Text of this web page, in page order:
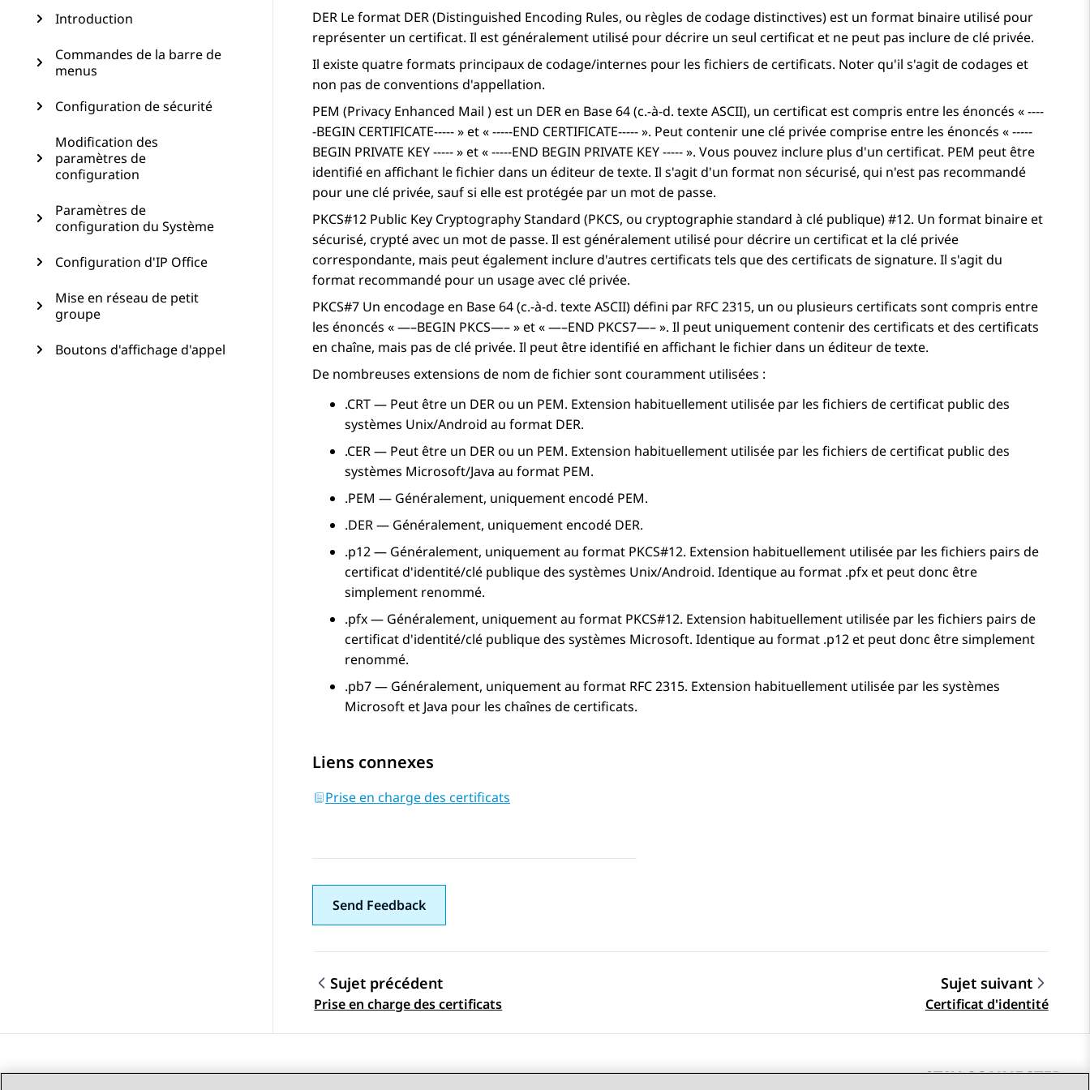
Introduction
Commandes de la barre de
menus
Configuration de sécurité
Modification des
paramètres de
configuration
Paramètres de
configuration du Système
Configuration d'IP Office
Mise en réseau de petit
groupe
Boutons d'affichage d'appel
DER Le format DER (Distinguished Encoding Rules, ou règles de codage distinctives) est un format binaire utilisé pour
représenter un certificat. Il est généralement utilisé pour décrire un seul certificat et ne peut pas inclure de clé privée.
Il existe quatre formats principaux de codage/internes pour les fichiers de certificats. Noter qu'il s'agit de codages et
non pas de conventions d'appellation.
PEM (Privacy Enhanced Mail ) est un DER en Base 64 (c.-à-d. texte ASCII), un certificat est compris entre les énoncés « ----
-BEGIN CERTIFICATE----- » et « -----END CERTIFICATE----- ». Peut contenir une clé privée comprise entre les énoncés « -----
BEGIN PRIVATE KEY ----- » et « -----END BEGIN PRIVATE KEY ----- ». Vous pouvez inclure plus d'un certificat. PEM peut être
identifié en affichant le fichier dans un éditeur de texte. Il s'agit d'un format non sécurisé, qui n'est pas recommandé
pour une clé privée, sauf si elle est protégée par un mot de passe.
PKCS#12 Public Key Cryptography Standard (PKCS, ou cryptographie standard à clé publique) #12. Un format binaire et
sécurisé, crypté avec un mot de passe. Il est généralement utilisé pour décrire un certificat et la clé privée
correspondante, mais peut également inclure d'autres certificats tels que des certificats de signature. Il s'agit du
format recommandé pour un usage avec clé privée.
PKCS#7 Un encodage en Base 64 (c.-à-d. texte ASCII) défini par RFC 2315, un ou plusieurs certificats sont compris entre
les énoncés « —–BEGIN PKCS—– » et « —–END PKCS7—– ». Il peut uniquement contenir des certificats et des certificats
en chaîne, mais pas de clé privée. Il peut être identifié en affichant le fichier dans un éditeur de texte.
De nombreuses extensions de nom de fichier sont couramment utilisées :
.CRT — Peut être un DER ou un PEM. Extension habituellement utilisée par les fichiers de certificat public des
systèmes Unix/Android au format DER.
.CER — Peut être un DER ou un PEM. Extension habituellement utilisée par les fichiers de certificat public des
systèmes Microsoft/Java au format PEM.
.PEM — Généralement, uniquement encodé PEM.
.DER — Généralement, uniquement encodé DER.
.p12 — Généralement, uniquement au format PKCS#12. Extension habituellement utilisée par les fichiers pairs de
certificat d'identité/clé publique des systèmes Unix/Android. Identique au format .pfx et peut donc être
simplement renommé.
.pfx — Généralement, uniquement au format PKCS#12. Extension habituellement utilisée par les fichiers pairs de
certificat d'identité/clé publique des systèmes Microsoft. Identique au format .p12 et peut donc être simplement
renommé.
.pb7 — Généralement, uniquement au format RFC 2315. Extension habituellement utilisée par les systèmes
Microsoft et Java pour les chaînes de certificats.
Liens connexes
Prise en charge des certificats
Send Feedback
Navigation par sujet
Sujet précédent
Prise en charge des certificats
Sujet suivant
Certificat d'identité
STAY CONNECTED